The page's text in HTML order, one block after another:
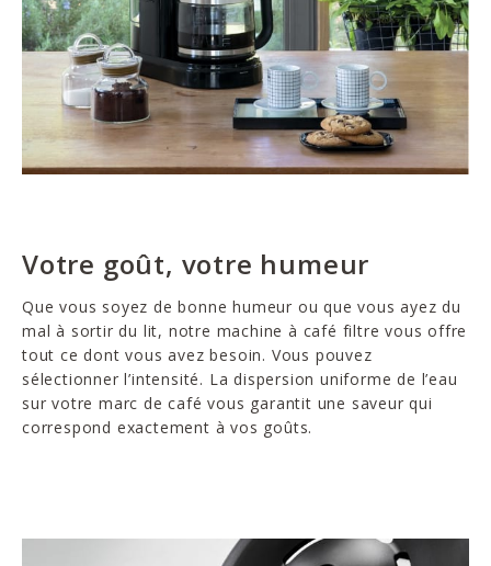
Votre goût, votre humeur
Que vous soyez de bonne humeur ou que vous ayez du
mal à sortir du lit, notre machine à café filtre vous offre
tout ce dont vous avez besoin. Vous pouvez
sélectionner l’intensité. La dispersion uniforme de l’eau
sur votre marc de café vous garantit une saveur qui
correspond exactement à vos goûts.